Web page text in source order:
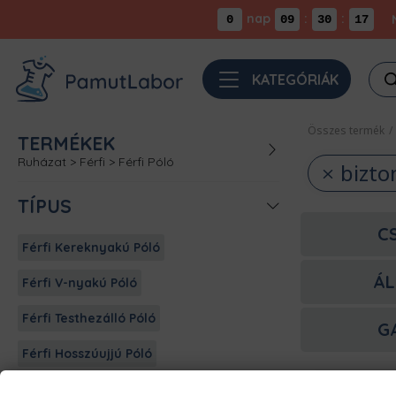
0 nap 09 : 30 : 17
KATEGÓRIÁK
TERMÉKEK
Ruházat > Férfi > Férfi Póló
TÍPUS
Férfi Kereknyakú Póló
Férfi V-nyakú Póló
Férfi Testhezálló Póló
Férfi Hosszúujjú Póló
Összes termék /